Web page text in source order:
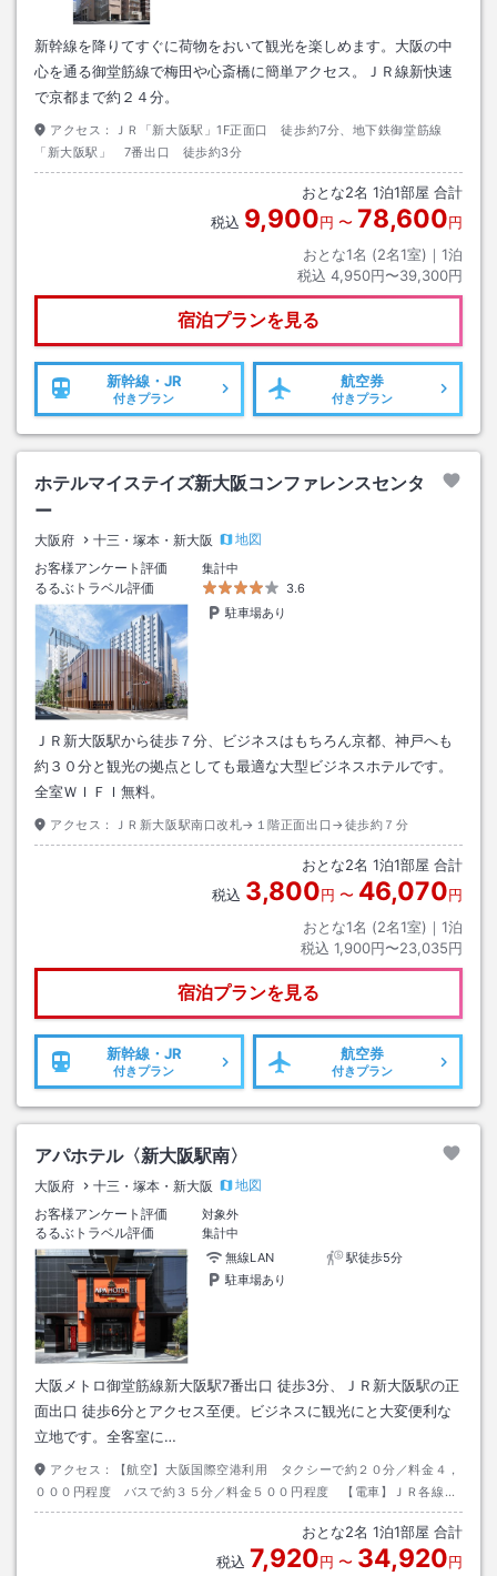
新幹線を降りてすぐに荷物をおいて観光を楽しめます。大阪の中
心を通る御堂筋線で梅田や心斎橋に簡単アクセス。ＪＲ線新快速
で京都まで約２４分。
アクセス：
ＪＲ「新大阪駅」1F正面口 徒歩約7分、地下鉄御堂筋線
「新大阪駅」 7番出口 徒歩約3分
おとな2名 1泊1部屋 合計
税込 9,900円 〜 78,600円
おとな1名 (2名1室)｜ 1泊
税込 4,950円〜39,300円
宿泊プランを見る
新幹線・JR
付きプラン
航空券
付きプラン
ホテルマイステイズ新大阪コンファレンスセンタ
ー
大阪府 十三・塚本・新大阪
地図
お客様アンケート評価
集計中
るるぶトラベル評価
3.6
駐車場あり
ＪＲ新大阪駅から徒歩７分、ビジネスはもちろん京都、神戸へも
約３０分と観光の拠点としても最適な大型ビジネスホテルです。
全室ＷＩＦＩ無料。
アクセス： ＪＲ新大阪駅南口改札→１階正面出口→徒歩約７分
おとな2名 1泊1部屋 合計
税込 3,800円 〜 46,070円
おとな1名 (2名1室)｜ 1泊
税込 1,900円〜23,035円
宿泊プランを見る
新幹線・JR
付きプラン
航空券
付きプラン
アパホテル〈新大阪駅南〉
大阪府 十三・塚本・新大阪
地図
お客様アンケート評価
対象外
るるぶトラベル評価
集計中
無線LAN
駅徒歩5分
駐車場あり
大阪メトロ御堂筋線新大阪駅7番出口 徒歩3分、ＪＲ新大阪駅の正
面出口 徒歩6分とアクセス至便。ビジネスに観光にと大変便利な
立地です。全客室に…
アクセス：
【航空】大阪国際空港利用 タクシーで約２０分／料金４，
０００円程度 バスで約３５分／料金５００円程度 【電車】ＪＲ各線新
大阪駅下車 徒歩約６分 【お車】阪神高速１１号池田線 塚本ＩＣ利用
おとな2名 1泊1部屋 合計
税込 7,920円 〜 34,920円